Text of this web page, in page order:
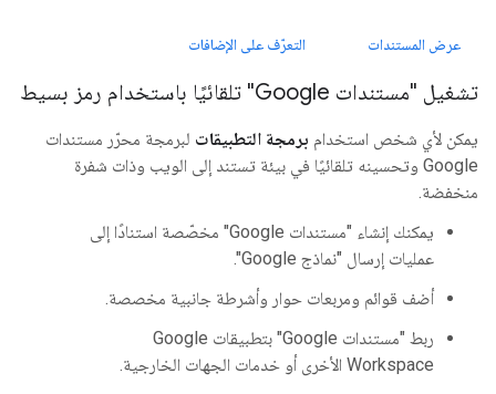
عرض المستندات التعرّف على الإضافات
تشغيل "مستندات Google" تلقائيًا باستخدام رمز بسيط
يمكن لأي شخص استخدام برمجة التطبيقات لبرمجة محرّر مستندات
Google وتحسينه تلقائيًا في بيئة تستند إلى الويب وذات شفرة
منخفضة.
يمكنك إنشاء "مستندات Google" مخصّصة استنادًا إلى
عمليات إرسال "نماذج Google".
أضف قوائم ومربعات حوار وأشرطة جانبية مخصصة.
ربط "مستندات Google" بتطبيقات Google
Workspace الأخرى أو خدمات الجهات الخارجية.